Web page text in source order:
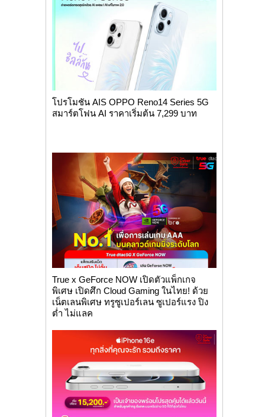
โปรโมชัน AIS OPPO Reno14 Series 5G
สมาร์ตโฟน AI ราคาเริ่มต้น 7,299 บาท
True x GeForce NOW เปิดตัวแพ็กเกจ
พิเศษ เปิดศึก Cloud Gaming ในไทย! ด้วย
เน็ตเลนพิเศษ ทรูซูเปอร์เลน ซูเปอร์แรง ปิง
ต่ำ ไม่แลค